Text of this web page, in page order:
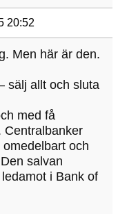
20:52
Men här är den.
sälj allt och sluta
med få
Centralbanker
och
salvan
i Bank of